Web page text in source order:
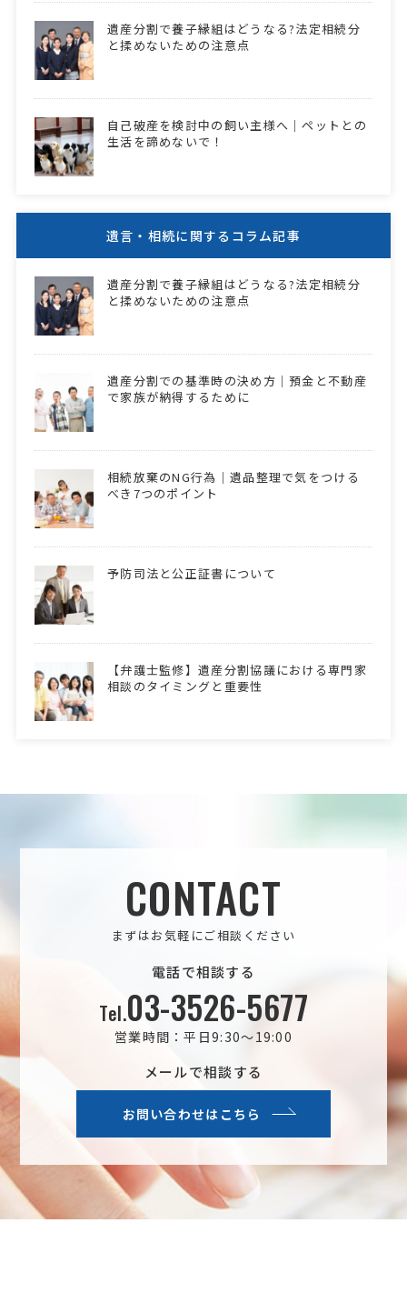
遺産分割で養子縁組はどうなる?法定相続分
と揉めないための注意点
自己破産を検討中の飼い主様へ｜ペットとの
生活を諦めないで！
遺言・相続に関するコラム記事
遺産分割で養子縁組はどうなる?法定相続分
と揉めないための注意点
遺産分割での基準時の決め方｜預金と不動産
で家族が納得するために
相続放棄のNG行為｜遺品整理で気をつける
べき7つのポイント
予防司法と公正証書について
【弁護士監修】遺産分割協議における専門家
相談のタイミングと重要性
CONTACT
まずはお気軽にご相談ください
電話で相談する
Tel.03-3526-5677
営業時間：平日9:30～19:00
メールで相談する
お問い合わせはこちら